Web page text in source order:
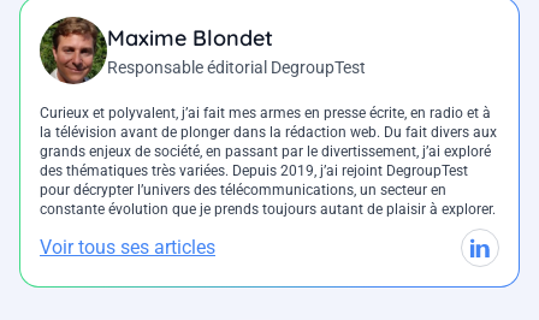
Maxime Blondet
Responsable éditorial DegroupTest
Curieux et polyvalent, j’ai fait mes armes en presse écrite, en radio et à
la télévision avant de plonger dans la rédaction web. Du fait divers aux
grands enjeux de société, en passant par le divertissement, j’ai exploré
des thématiques très variées. Depuis 2019, j’ai rejoint DegroupTest
pour décrypter l’univers des télécommunications, un secteur en
constante évolution que je prends toujours autant de plaisir à explorer.
Voir tous ses articles